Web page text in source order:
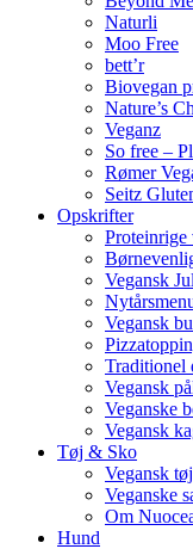
Naturli
Moo Free
bett’r
Biovegan
Nature’s
Veganz
So free –
Rømer
Seitz
Opskrifter
Proteinrige
Vegansk
Vegansk
Traditionel
Vegansk
Veganske
Vegansk
Tøj & Sko
Vegansk tøj
Veganske
Om
Hund